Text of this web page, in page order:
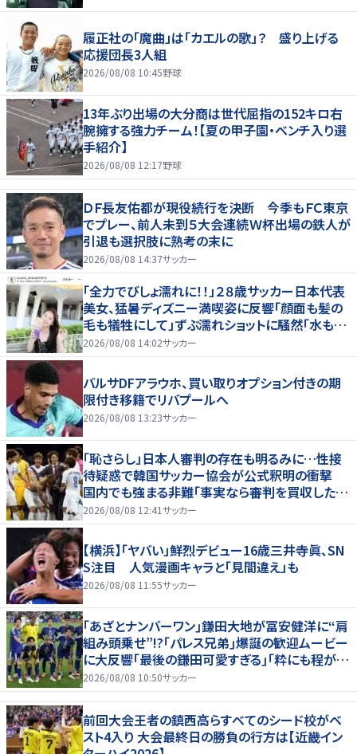
履正社の「魔曲」は「カエルの歌」？ 盛り上げる
応援団長3人組
2026/08/08 10:45野球
13年ぶり出場の大分商は世代屈指の152キロ右
腕擁する強力チーム！【夏の甲子園・ベンチ入り選
手紹介】
2026/08/08 12:17野球
ＤＦ長友佑都が現役続行を決断 今季もＦＣ東京
でプレー、前人未到５大会連続Ｗ杯出場の鉄人が
引退も選択肢に熟考の末に
2026/08/08 14:37サッカー
「全力でびしょ濡れに！！」２８歳サッカー日本代表
美女、猛暑ディズニー満喫姿に反響「顔面も髪の
毛も犠牲にして」ずぶ濡れショットに騒然「水も滴
る」「女優さんかと」
2026/08/08 14:02サッカー
バルサDFアラウホ、買い取りオプション付きの期
限付き移籍でリバプールへ
2026/08/08 13:23サッカー
「恥さらし」日本人審判の存在も明るみに…性接
待疑惑で韓国サッカー協会が公式釈明の衝撃
国内でも強まる非難「事実なら審判を買収したこ
とになる」
2026/08/08 12:41サッカー
【横浜】「ヤバい」鮮烈デビュー16歳三井寺眞、SN
S注目 人気漫画キャラと「見間違え」も
2026/08/08 11:55サッカー
｢あざとナンバーワン｣鎌田大地が冨安健洋に“肩
組み頭乗せ”!?｢パレス兄弟｣爆誕の歓迎ムービー
に大反響｢最後の鎌田可愛すぎる｣｢粋にも程があ
る！」
2026/08/08 10:50サッカー
前回大会王者の鎮西高らすべてのシード校がベ
スト4入り 大会最終日の勝負の行方は【近畿イン